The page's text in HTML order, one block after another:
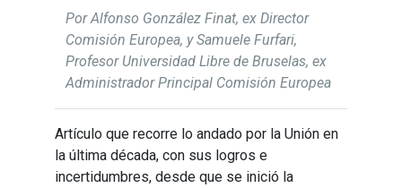
Por Alfonso González Finat, ex Director
Comisión Europea, y Samuele Furfari,
Profesor Universidad Libre de Bruselas, ex
Administrador Principal Comisión Europea
Artículo que recorre lo andado por la Unión en
la última década, con sus logros e
incertidumbres, desde que se inició la